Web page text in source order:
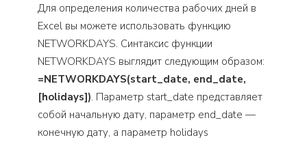
Для определения количества рабочих дней в
Excel вы можете использовать функцию
NETWORKDAYS. Синтаксис функции
NETWORKDAYS выглядит следующим образом:
=NETWORKDAYS(start_date, end_date,
[holidays]). Параметр start_date представляет
собой начальную дату, параметр end_date —
конечную дату, а параметр holidays